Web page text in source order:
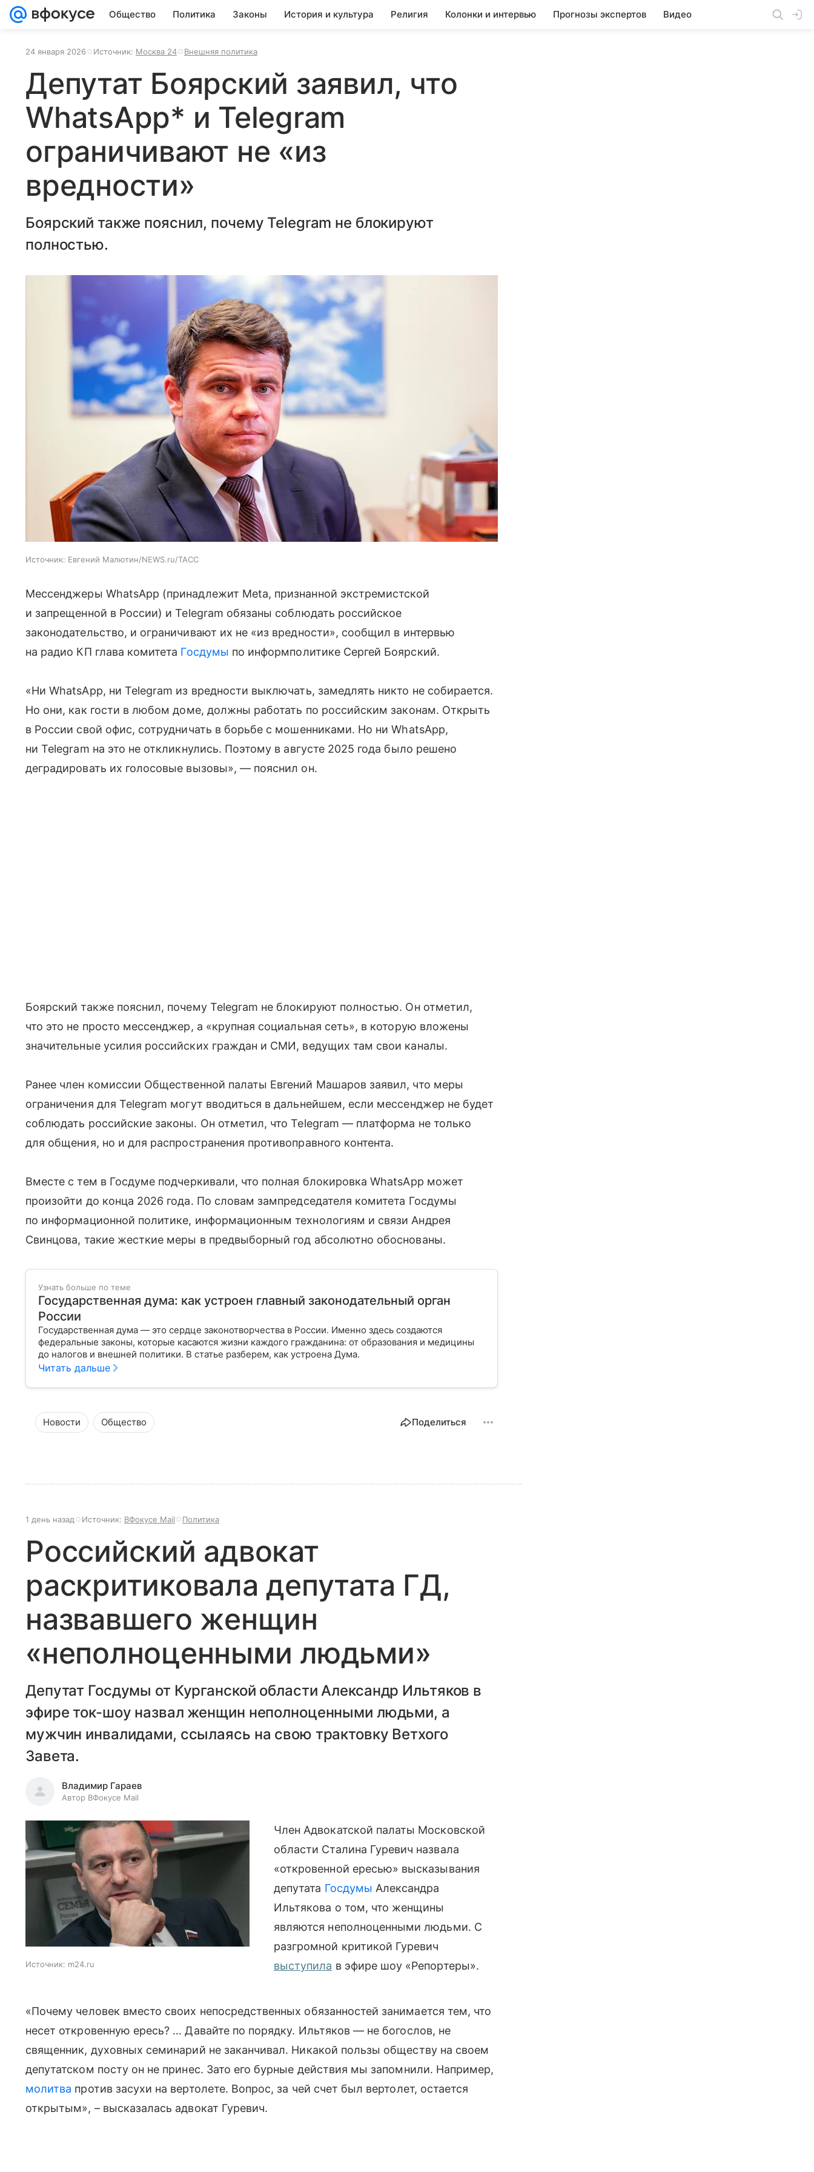
Общество Политика Законы История и культура Религия Колонки и интервью Прогнозы экспертов Видео
24 января 2026 Источник: Москва 24 Внешняя политика
Депутат Боярский заявил, что
WhatsApp* и Telegram
ограничивают не «из
вредности»
Боярский также пояснил, почему Telegram не блокируют
полностью.
Источник: Евгений Малютин/NEWS.ru/ТАСС
Мессенджеры WhatsApp (принадлежит Meta, признанной экстремистской
и запрещенной в России) и Telegram обязаны соблюдать российское
законодательство, и ограничивают их не «из вредности», сообщил в интервью
на радио КП глава комитета Госдумы по информполитике Сергей Боярский.
«Ни WhatsApp, ни Telegram из вредности выключать, замедлять никто не собирается.
Но они, как гости в любом доме, должны работать по российским законам. Открыть
в России свой офис, сотрудничать в борьбе с мошенниками. Но ни WhatsApp,
ни Telegram на это не откликнулись. Поэтому в августе 2025 года было решено
деградировать их голосовые вызовы», — пояснил он.
Боярский также пояснил, почему Telegram не блокируют полностью. Он отметил,
что это не просто мессенджер, а «крупная социальная сеть», в которую вложены
значительные усилия российских граждан и СМИ, ведущих там свои каналы.
Ранее член комиссии Общественной палаты Евгений Машаров заявил, что меры
ограничения для Telegram могут вводиться в дальнейшем, если мессенджер не будет
соблюдать российские законы. Он отметил, что Telegram — платформа не только
для общения, но и для распространения противоправного контента.
Вместе с тем в Госдуме подчеркивали, что полная блокировка WhatsApp может
произойти до конца 2026 года. По словам зампредседателя комитета Госдумы
по информационной политике, информационным технологиям и связи Андрея
Свинцова, такие жесткие меры в предвыборный год абсолютно обоснованы.
Узнать больше по теме
Государственная дума: как устроен главный законодательный орган
России
Государственная дума — это сердце законотворчества в России. Именно здесь создаются
федеральные законы, которые касаются жизни каждого гражданина: от образования и медицины
до налогов и внешней политики. В статье разберем, как устроена Дума.
Читать дальше
Новости Общество Поделиться
1 день назад Источник: ВФокусе Mail Политика
Российский адвокат
раскритиковала депутата ГД,
назвавшего женщин
«неполноценными людьми»
Депутат Госдумы от Курганской области Александр Ильтяков в
эфире ток-шоу назвал женщин неполноценными людьми, а
мужчин инвалидами, ссылаясь на свою трактовку Ветхого
Завета.
Владимир Гараев
Автор ВФокусе Mail
Источник: m24.ru
Член Адвокатской палаты Московской
области Сталина Гуревич назвала
«откровенной ересью» высказывания
депутата Госдумы Александра
Ильтякова о том, что женщины
являются неполноценными людьми. С
разгромной критикой Гуревич
выступила в эфире шоу «Репортеры».
«Почему человек вместо своих непосредственных обязанностей занимается тем, что
несет откровенную ересь? … Давайте по порядку. Ильтяков — не богослов, не
священник, духовных семинарий не заканчивал. Никакой пользы обществу на своем
депутатском посту он не принес. Зато его бурные действия мы запомнили. Например,
молитва против засухи на вертолете. Вопрос, за чей счет был вертолет, остается
открытым», – высказалась адвокат Гуревич.